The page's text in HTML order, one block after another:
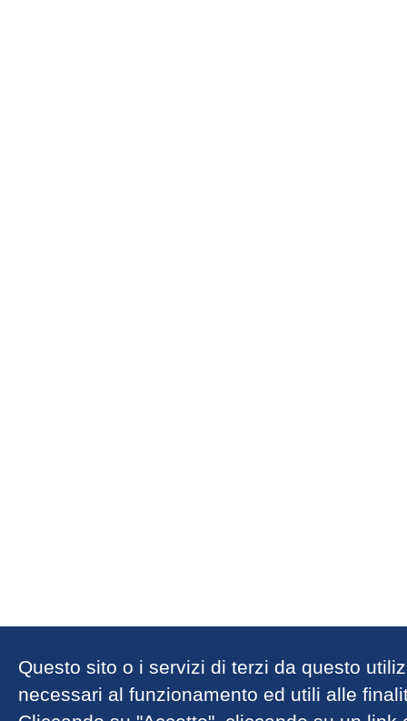
Questo sito o i servizi di terzi da questo
necessari al funzionamento ed utili alle